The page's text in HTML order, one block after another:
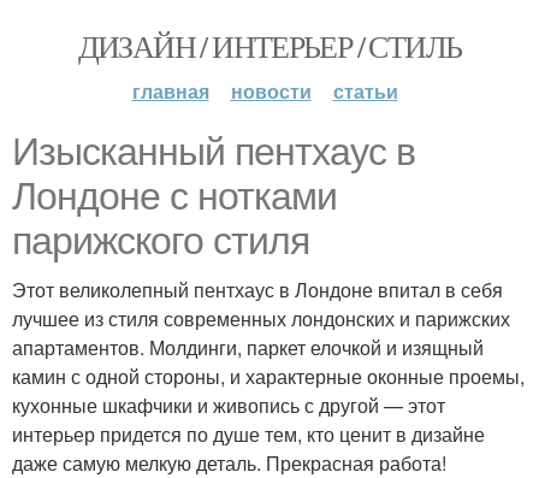
ДИЗАЙН / ИНТЕРЬЕР / СТИЛЬ
главная новости статьи
Изысканный пентхаус в
Лондоне с нотками
парижского стиля
Этот великолепный пентхаус в Лондоне впитал в себя
лучшее из стиля современных лондонских и парижских
апартаментов. Молдинги, паркет елочкой и изящный
камин с одной стороны, и характерные оконные проемы,
кухонные шкафчики и живопись с другой — этот
интерьер придется по душе тем, кто ценит в дизайне
даже самую мелкую деталь. Прекрасная работа!